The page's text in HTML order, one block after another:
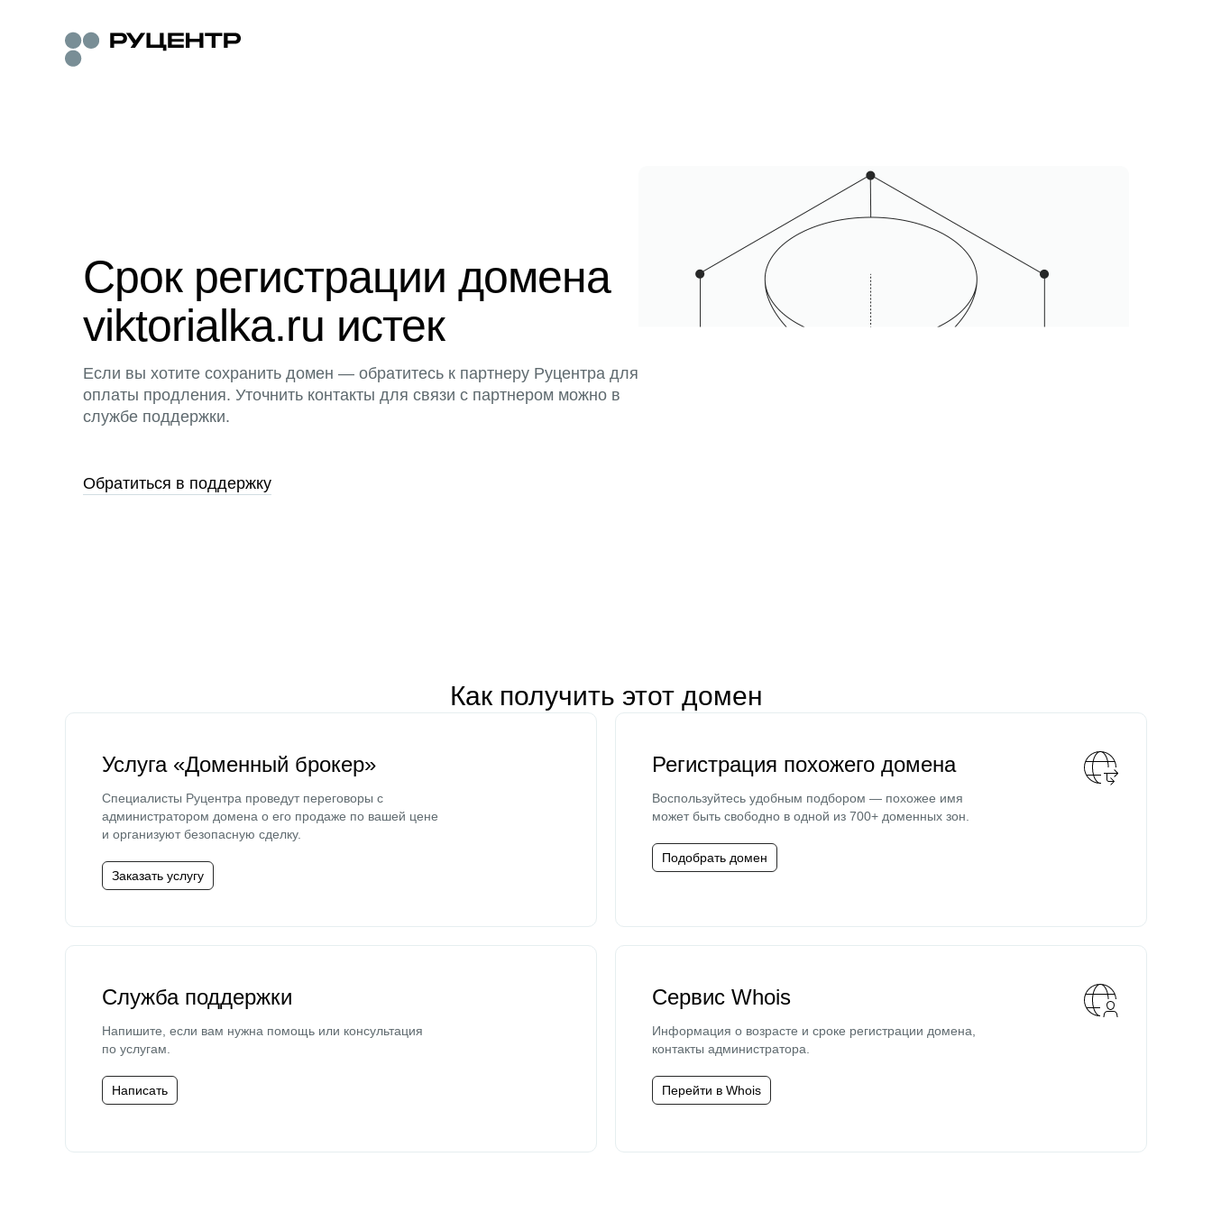
Срок регистрации домена
viktorialka.ru истек
Если вы хотите сохранить домен — обратитесь к партнеру Руцентра для
оплаты продления. Уточнить контакты для связи с партнером можно в
службе поддержки.
Обратиться в поддержку
Как получить этот домен
Услуга «Доменный брокер»
Специалисты Руцентра проведут переговоры с
администратором домена о его продаже по вашей цене
и организуют безопасную сделку.
Заказать услугу
Регистрация похожего домена
Воспользуйтесь удобным подбором — похожее имя
может быть свободно в одной из 700+ доменных зон.
Подобрать домен
Служба поддержки
Напишите, если вам нужна помощь или консультация
по услугам.
Написать
Сервис Whois
Информация о возрасте и сроке регистрации домена,
контакты администратора.
Перейти в Whois